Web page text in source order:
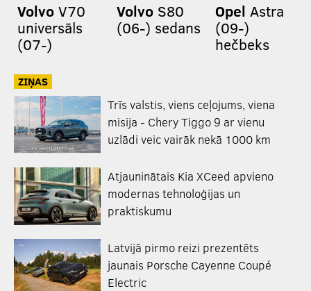
Volvo V70
universāls
(07-)
VolvoS80
(06-) sedans
Opel Astra
(09-)
hečbeks
ZIŅAS
Trīs valstis, viens ceļojums, viena
misija - Chery Tiggo 9 ar vienu
uzlādi veic vairāk nekā 1000 km
Atjauninātais Kia XCeed apvieno
modernas tehnoloģijas un
praktiskumu
Latvijā pirmo reizi prezentēts
jaunais Porsche Cayenne Coupé
Electric